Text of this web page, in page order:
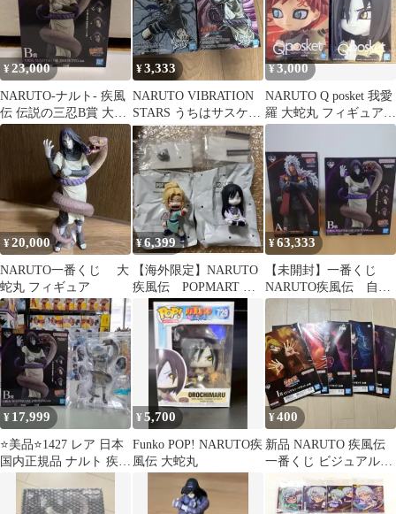
¥23,000
NARUTO-ナルト- 疾風
伝 伝説の三忍B賞 大蛇
丸
¥3,333
NARUTO VIBRATION
STARS うちはサスケ
大蛇丸 フィギュア
¥3,000
NARUTO Q posket 我愛
羅 大蛇丸 フィギュア 2
種セット
¥20,000
NARUTO一番くじ 大
蛇丸 フィギュア
¥6,399
【海外限定】NARUTO
疾風伝 POPMART 幼
少期フィギュア 綱
手 大蛇丸
¥63,333
【未開封】一番くじ
NARUTO疾風伝 自来
也 大蛇丸 フィギュア
A賞 B賞
¥ 17,999
⭐美品⭐1427 レア 日本
国内正規品 ナルト 疾風
伝 伝説の三忍 B賞 大蛇
¥5,700
Funko POP! NARUTO疾
風伝 大蛇丸
¥400
新品 NARUTO 疾風伝
一番くじ ビジュアルシ
ート 暁メンバー